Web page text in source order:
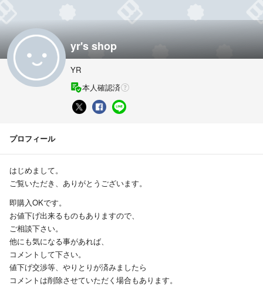
yr's shop
YR
本人確認済
プロフィール
はじめまして。
ご覧いただき、ありがとうございます。
即購入OKです。
お値下げ出来るものもありますので、
ご相談下さい。
他にも気になる事があれば、
コメントして下さい。
値下げ交渉等、やりとりが済みましたら
コメントは削除させていただく場合もあります。